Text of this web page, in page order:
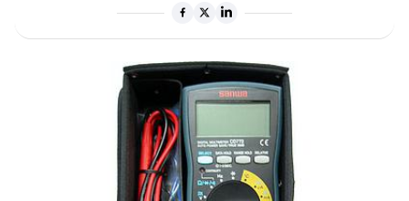
này cung cấp độ chính xác cao và tính năng tự động tắt